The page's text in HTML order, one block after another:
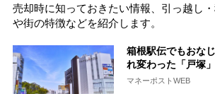
売却時に知っておきたい情報、引っ越し
や街の特徴などを紹介します。
箱根駅伝でもおな
れ変わった「戸塚
マネーポストWEB